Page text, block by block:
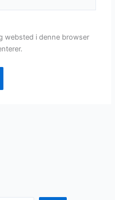
websted i denne browser